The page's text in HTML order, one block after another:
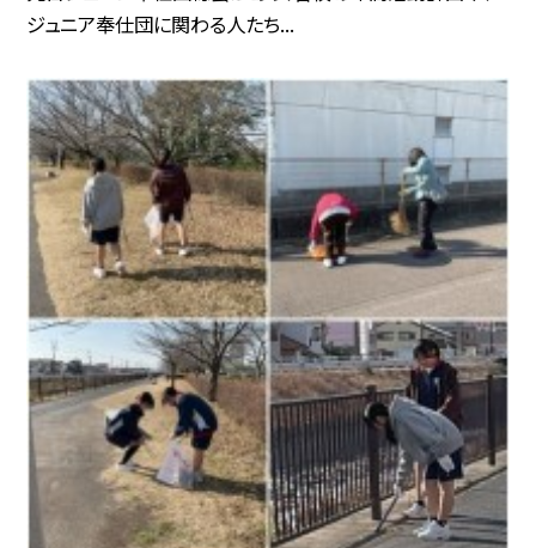
ジュニア奉仕団に関わる人たち...